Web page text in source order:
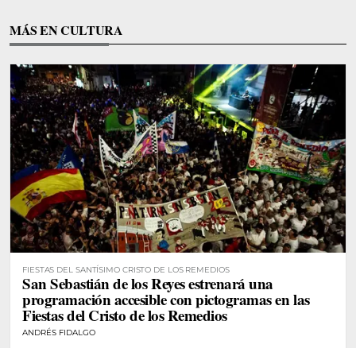
MÁS EN CULTURA
FIESTAS DEL SANTÍSIMO CRISTO DE LOS REMEDIOS
San Sebastián de los Reyes estrenará una
programación accesible con pictogramas en las
Fiestas del Cristo de los Remedios
ANDRÉS FIDALGO